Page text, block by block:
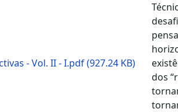
- Vol. II - I.pdf(927.24 KB)
dos